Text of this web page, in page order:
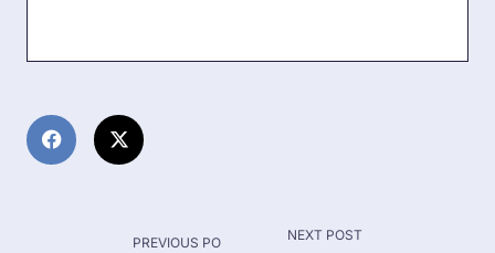
PREVIOUS PO
NEXT POST